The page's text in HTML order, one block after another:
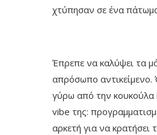
χτύπησαν σε ένα
Έπρεπε να καλύψει τα
απρόσωπο αντικείμενο.
γύρω από την κουκούλα
vibe της:
αρκετή για να κρατήσει